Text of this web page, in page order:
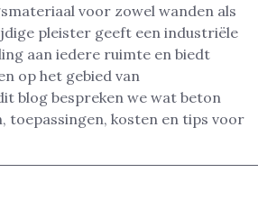
voor zowel wanden als
pleister geeft een industriële
aan iedere ruimte en biedt
op het gebied van
blog bespreken we wat beton
toepassingen, kosten en tips voor